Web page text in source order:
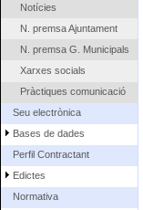
Notícies
N. premsa Ajuntament
N. premsa G. Municipals
Xarxes socials
Pràctiques comunicació
Seu electrònica
Bases de dades
Perfil Contractant
Edictes
Normativa